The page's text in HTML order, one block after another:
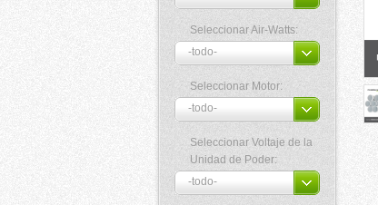
Seleccionar Air-Watts:
Seleccionar Motor:
Seleccionar Voltaje de la
Unidad de Poder: